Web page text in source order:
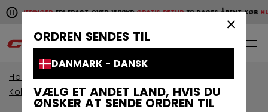
ORDREN SENDES TIL
DANMARK - DANSK
VÆLG ET ANDET LAND, HVIS DU
ØNSKER AT SENDE ORDREN TIL
Pause the horizontal scroll animation.
LEVERINGERFRI FRAGT OVER 1600KRGRATIS RETUR30 DAGES ÅBENT KØB
Hurtige leveringer Gratis retur 30
Home
Målmand
Kollektioner Målvaktsudstyr
Axis